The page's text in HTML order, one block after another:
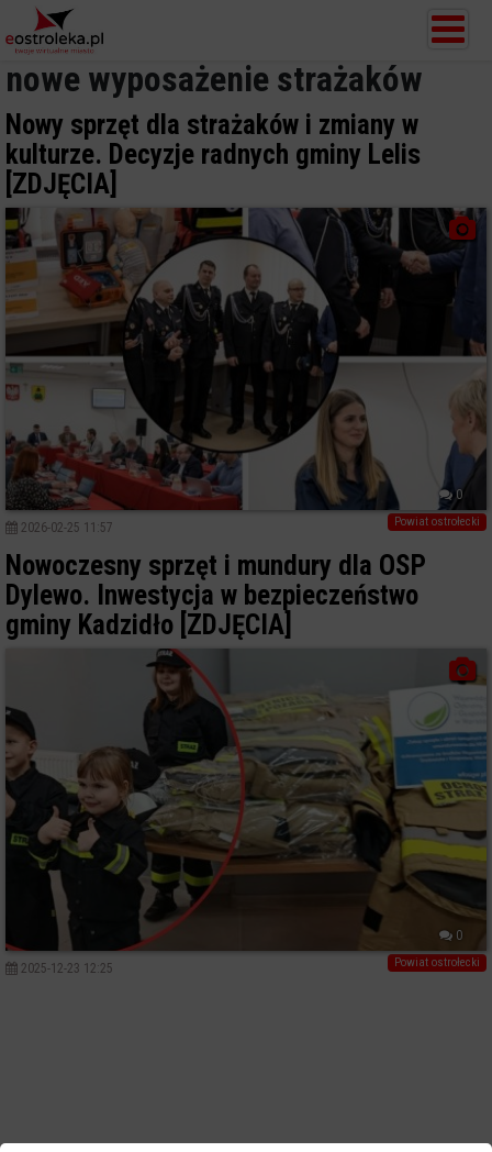
nowe wyposażenie strażaków
Nowy sprzęt dla strażaków i zmiany w
kulturze. Decyzje radnych gminy Lelis
[ZDJĘCIA]
0
Powiat ostrołecki
2026-02-25 11:57
Nowoczesny sprzęt i mundury dla OSP
Dylewo. Inwestycja w bezpieczeństwo
gminy Kadzidło [ZDJĘCIA]
0
Powiat ostrołecki
2025-12-23 12:25